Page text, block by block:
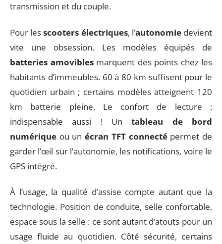
transmission et du couple.
Pour lesscooters électriques, l’autonomiedevient
vite une obsession. Les modèles équipés de
batteries amoviblesmarquent des points chez les
habitants d’immeubles. 60 à 80 km suffisent pour le
quotidien urbain ; certains modèles atteignent 120
km batterie pleine. Le confort de lecture :
indispensable aussi ! Untableau de bord
numérique ou unécran TFT connectépermet de
garder l’œil sur l’autonomie, les notifications, voire le
GPS intégré.
À l’usage, la qualité d’assise compte autant que la
technologie. Position de conduite, selle confortable,
espace sous la selle : ce sont autant d’atouts pour un
usage fluide au quotidien. Côté sécurité, certains